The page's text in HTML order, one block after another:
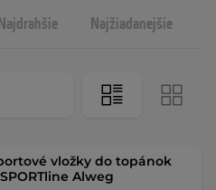
Najžiadanejšie
vložky do topánok
Alweg